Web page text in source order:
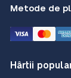
Metode de
Hârtii